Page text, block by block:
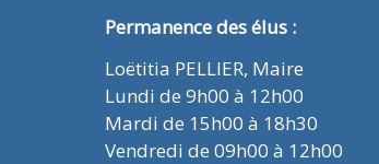
Permanence des élus :
Loëtitia PELLIER, Maire
Lundi de 9h00 à 12h00
Mardi de 15h00 à 18h30
Vendredi de 09h00 à 12h00